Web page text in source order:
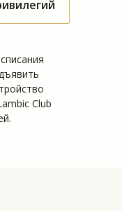
Club